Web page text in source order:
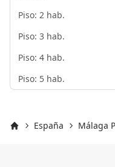
Piso: 2 hab.
Piso: 3 hab.
Piso: 4 hab.
Piso: 5 hab.
España Málaga